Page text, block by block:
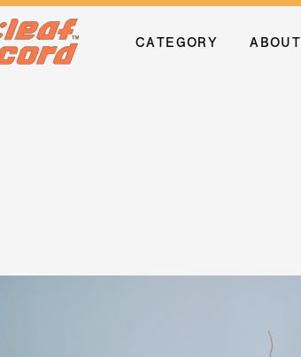
CATEGORY ABOUT